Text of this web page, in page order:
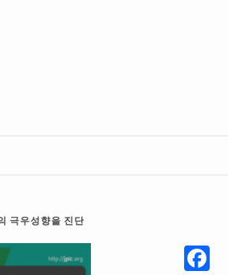
극우성향을 진단